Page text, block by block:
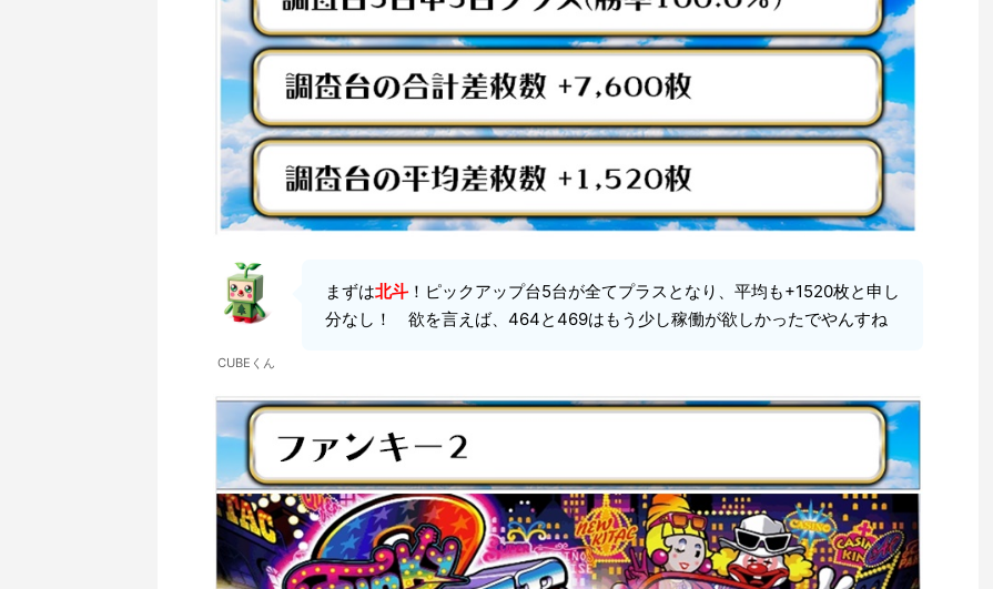
CUBEくん
まずは北斗 ！ピックアップ台5台が全てプラスとなり、平均も+1520枚と申し
分なし！ 欲を言えば、464と469はもう少し稼働が欲しかったでやんすね